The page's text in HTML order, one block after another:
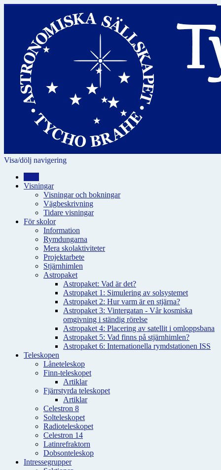
Visa/dölj navigering
Visningar
Visningar och bokningar
Vägbeskrivning
Tidare visningar
För skolor
Information
Rymdungarna
Mera skolaktiviteter
Projektarbete
Stjärnhimlen
Astropaket
Astropaket: Vad är det?
Astropaket 1: Simulering av solsystemet
Astropaket 2: Hur varm är en stjärna?
Astropaket 3: Vintergatan - Vår kosmiska
omgivning i ständig rörelse
Astropaket 4: Placering av satellit i omloppsbana
Astropaket 5: Vad finns på stjärnhimlen?
Astropaket 6: Internationella rymdstationen ISS
Teleskopen
Låneteleskop
Finn-teleskopet
Artiklar
Fjärrstyrda teleskopet
Artiklar
Celestron 8
Solteleskopet
Radioteleskopet
Celestron 14
Latinrefraktorn
Dobsonteleskop
Intressegrupper